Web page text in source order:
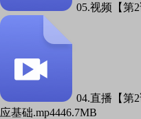
05.视频【第
04.直播【第
应基础.mp4446.7MB